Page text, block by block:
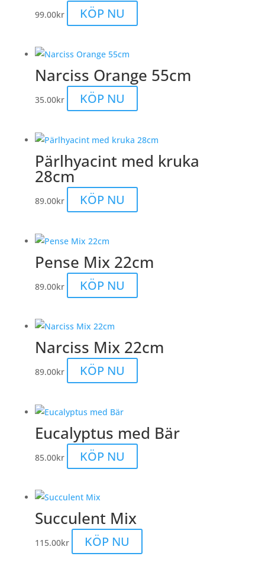
99.00kr KÖP NU
Narciss Orange 55cm
35.00kr KÖP NU
Pärlhyacint med kruka
28cm
89.00kr KÖP NU
Pense Mix 22cm
89.00kr KÖP NU
Narciss Mix 22cm
89.00kr KÖP NU
Eucalyptus med Bär
85.00kr KÖP NU
Succulent Mix
115.00kr KÖP NU
här